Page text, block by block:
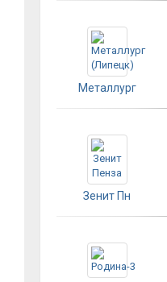
Металлург
Зенит Пн